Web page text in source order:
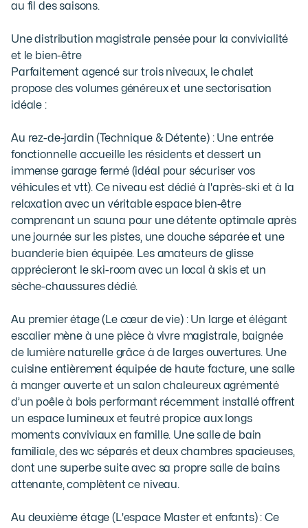
au fil des saisons.
Une distribution magistrale pensée pour la convivialité
et le bien-être
Parfaitement agencé sur trois niveaux, le chalet
propose des volumes généreux et une sectorisation
idéale :
Au rez-de-jardin (Technique & Détente) : Une entrée
fonctionnelle accueille les résidents et dessert un
immense garage fermé (idéal pour sécuriser vos
véhicules et vtt). Ce niveau est dédié à l'après-ski et à la
relaxation avec un véritable espace bien-être
comprenant un sauna pour une détente optimale après
une journée sur les pistes, une douche séparée et une
buanderie bien équipée. Les amateurs de glisse
apprécieront le ski-room avec un local à skis et un
sèche-chaussures dédié.
Au premier étage (Le cœur de vie) : Un large et élégant
escalier mène à une pièce à vivre magistrale, baignée
de lumière naturelle grâce à de larges ouvertures. Une
cuisine entièrement équipée de haute facture, une salle
à manger ouverte et un salon chaleureux agrémenté
d’un poêle à bois performant récemment installé offrent
un espace lumineux et feutré propice aux longs
moments conviviaux en famille. Une salle de bain
familiale, des wc séparés et deux chambres spacieuses,
dont une superbe suite avec sa propre salle de bains
attenante, complètent ce niveau.
Au deuxième étage (L'espace Master et enfants) : Ce